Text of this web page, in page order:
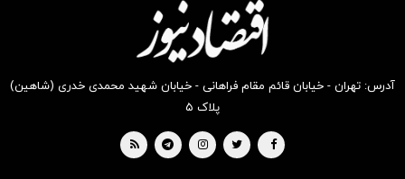
بخر !
بخر !
آدرس: تهران - خیابان قائم مقام فراهانی - خیابان شهید محمدی خدری (شاهین)
پلاک ۵